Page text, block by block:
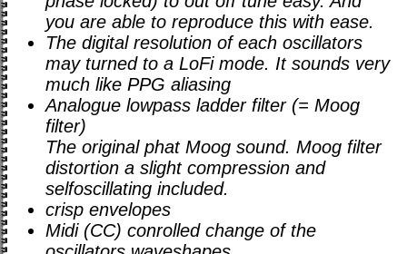
you are able to reproduce this with ease.
The digital resolution of each oscillators
may turned to a LoFi mode. It sounds very
much like PPG aliasing
Analogue lowpass ladder filter (= Moog
filter)
The original phat Moog sound. Moog filter
distortion a slight compression and
selfoscillating included.
crisp envelopes
Midi (CC) conrolled change of the